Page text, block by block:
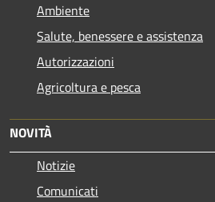
Ambiente
Salute, benessere e assistenza
Autorizzazioni
Agricoltura e pesca
NOVITÀ
Notizie
Comunicati